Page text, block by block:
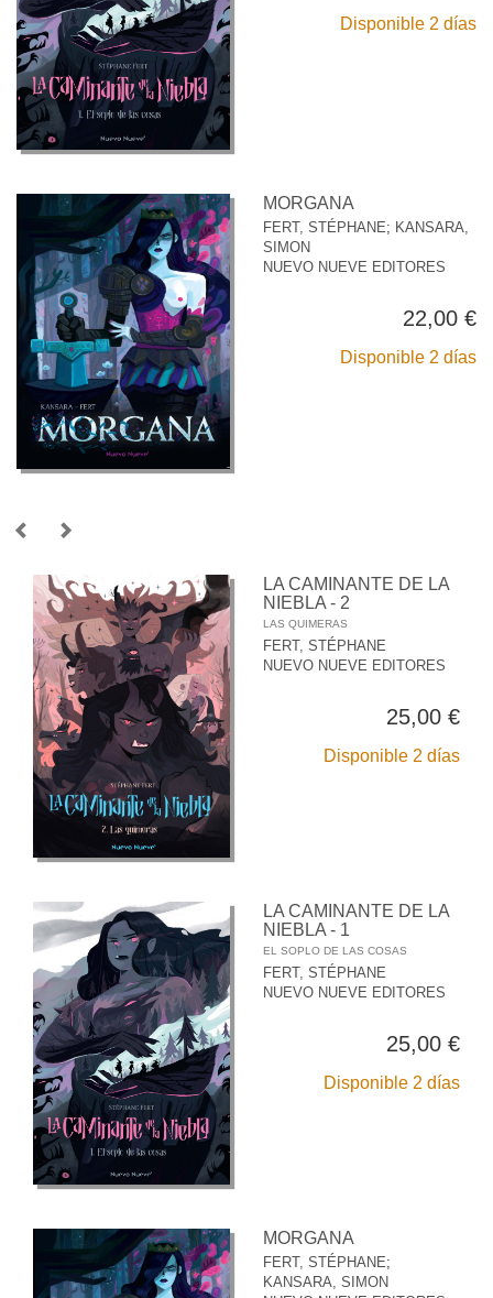
Disponible 2 días
MORGANA
FERT, STÉPHANE; KANSARA,
SIMON
NUEVO NUEVE EDITORES
22,00 €
Disponible 2 días
LA CAMINANTE DE LA
NIEBLA - 2
LAS QUIMERAS
FERT, STÉPHANE
NUEVO NUEVE EDITORES
25,00 €
Disponible 2 días
LA CAMINANTE DE LA
NIEBLA - 1
EL SOPLO DE LAS COSAS
FERT, STÉPHANE
NUEVO NUEVE EDITORES
25,00 €
Disponible 2 días
MORGANA
FERT, STÉPHANE;
KANSARA, SIMON